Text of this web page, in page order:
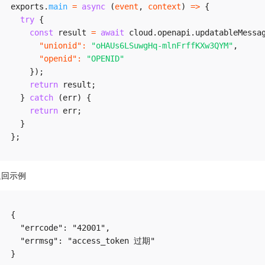
exports .main = async (event , context) => {
try {
const result = await cloud. openapi .
"unionid" : "oHAUs6LSuwgHq-mlnFrffKXw3QYM" ,
"openid" :
"OPENID"
}) ;
return result ;
}
catch (err)
{
return err;
}
} ;
示例
{
  "errcode": "42001",
  "errmsg": "access_token 过期"